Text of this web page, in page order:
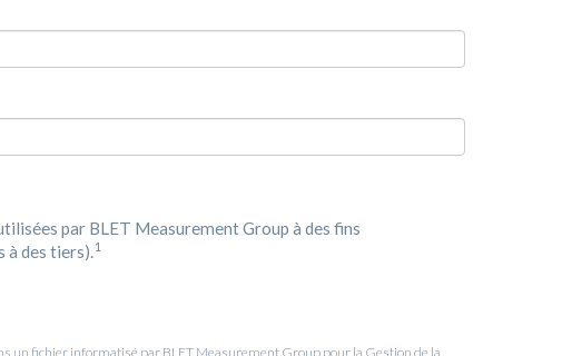
par BLET Measurement Group à des fins
à des tiers).1
un fichier informatisé par BLET Measurement Group pour la Gestion de la